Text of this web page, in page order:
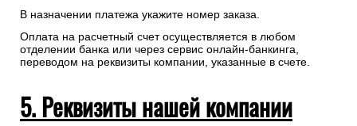
В назначении платежа укажите номер заказа.
Оплата на расчетный счет осуществляется в любом
отделении банка или через сервис онлайн-банкинга,
переводом на реквизиты компании, указанные в счете.
5. Реквизиты нашей компании